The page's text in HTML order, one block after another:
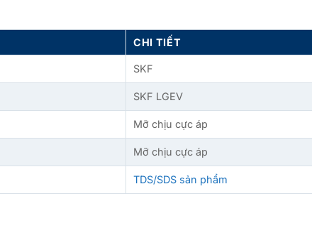
CHI TIẾT
SKF
SKF LGEV
Mỡ chịu cực áp
Mỡ chịu cực áp
TDS/SDS sản phẩm